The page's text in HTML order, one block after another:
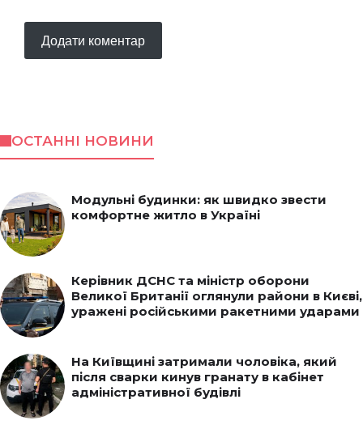
ОСТАННІ НОВИНИ
Модульні будинки: як швидко звести
комфортне житло в Україні
Керівник ДСНС та міністр оборони
Великої Британії оглянули райони в Києві,
уражені російськими ракетними ударами
На Київщині затримали чоловіка, який
після сварки кинув гранату в кабінет
адміністративної будівлі